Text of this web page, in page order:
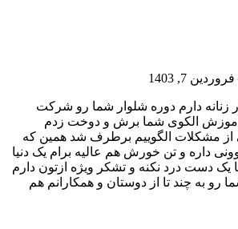
فروردین 7, 1403
زنانه دارم دوره شلوار شما رو شرکت
الکوی شما برش و دوخت زدم
از مشکلات الگوییم برطرف شد همین که
داره و تن خورش هم عالیه برام یک دنیا
یک دست درد نکنه و تشکر ویژه ازتون دارم
رو به چند تا از دوستان و همکارانم هم